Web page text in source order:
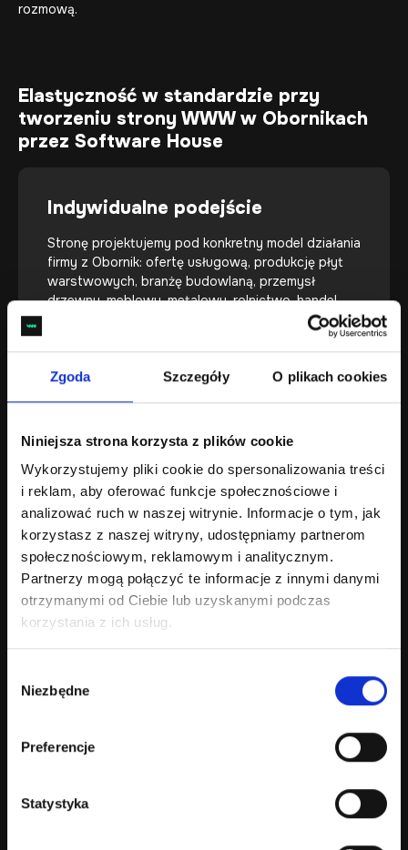
Zgoda Szczegóły O plikach cookies
Niniejsza strona korzysta z plików cookie
Wykorzystujemy pliki cookie do spersonalizowania treści
i reklam, aby oferować funkcje społecznościowe i
analizować ruch w naszej witrynie. Informacje o tym, jak
korzystasz z naszej witryny, udostępniamy partnerom
społecznościowym, reklamowym i analitycznym.
Partnerzy mogą połączyć te informacje z innymi danymi
otrzymanymi od Ciebie lub uzyskanymi podczas
korzystania z ich usług.
zgody
Niezbędne
Preferencje
Statystyka
rozmową.
Elastyczność w standardzie przy
tworzeniu strony WWW w Obornikach
przez Software House
Indywidualne podejście
Stronę projektujemy pod konkretny model działania
firmy z Obornik: ofertę usługową, produkcję płyt
warstwowych, branżę budowlaną, przemysł
drzewny, meblowy, metalowy, rolnictwo, handel,
rozumie ofertę, widzi doświadczenie firmy i może
łatwo wysłać zapytanie, zadzwonić, sprawdzić
lokalizację albo przejść do konkretnej usługi lub
realizacji.
Optymalizacja
lokalne SEO, urządzenia mobilne, bezpieczeństwo,